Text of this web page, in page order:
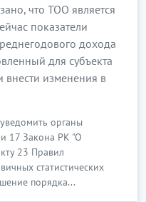
көрсетілетін
қызметтер;
и
2) бухгалтерлiк
есептi қалпына
есептiлiктi жасау,
қаржылық
дайындау және
что ТОО является
показатели
дохода
для субъекта
внести изменения в
органы
17 Закона РК "О
23 Правил
статистических
порядка...